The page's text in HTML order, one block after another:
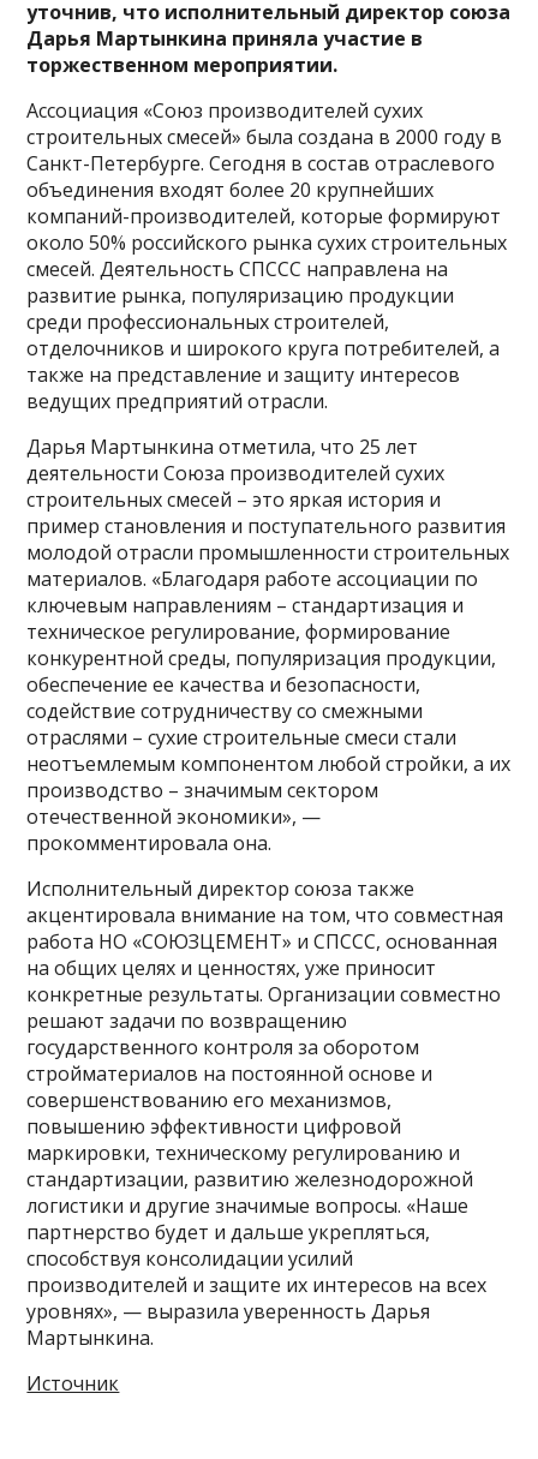
уточнив, что исполнительный директор союза
Дарья Мартынкина приняла участие в
торжественном мероприятии.
Ассоциация «Союз производителей сухих
строительных смесей» была создана в 2000 году в
Санкт-Петербурге. Сегодня в состав отраслевого
объединения входят более 20 крупнейших
компаний-производителей, которые формируют
около 50% российского рынка сухих строительных
смесей. Деятельность СПССС направлена на
развитие рынка, популяризацию продукции
среди профессиональных строителей,
отделочников и широкого круга потребителей, а
также на представление и защиту интересов
ведущих предприятий отрасли.
Дарья Мартынкина отметила, что 25 лет
деятельности Союза производителей сухих
строительных смесей – это яркая история и
пример становления и поступательного развития
молодой отрасли промышленности строительных
материалов. «Благодаря работе ассоциации по
ключевым направлениям – стандартизация и
техническое регулирование, формирование
конкурентной среды, популяризация продукции,
обеспечение ее качества и безопасности,
содействие сотрудничеству со смежными
отраслями – сухие строительные смеси стали
неотъемлемым компонентом любой стройки, а их
производство – значимым сектором
отечественной экономики», —
прокомментировала она.
Исполнительный директор союза также
акцентировала внимание на том, что совместная
работа НО «СОЮЗЦЕМЕНТ» и СПССС, основанная
на общих целях и ценностях, уже приносит
конкретные результаты. Организации совместно
решают задачи по возвращению
государственного контроля за оборотом
стройматериалов на постоянной основе и
совершенствованию его механизмов,
повышению эффективности цифровой
маркировки, техническому регулированию и
стандартизации, развитию железнодорожной
логистики и другие значимые вопросы. «Наше
партнерство будет и дальше укрепляться,
способствуя консолидации усилий
производителей и защите их интересов на всех
уровнях», — выразила уверенность Дарья
Мартынкина.
Источник